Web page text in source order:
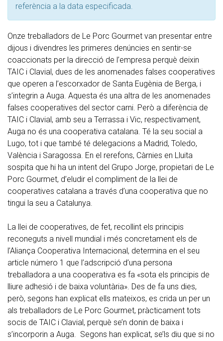
referència a la data especificada.
Onze treballadors de Le Porc Gourmet van presentar entre
dijous i divendres les primeres denúncies en sentir-se
coaccionats per la direcció de l’empresa perquè deixin
TAIC i Clavial, dues de les anomenades falses cooperatives
que operen a l’escorxador de Santa Eugènia de Berga, i
s’integrin a Auga. Aquesta és una altra de les anomenades
falses cooperatives del sector carni. Però a diferència de
TAIC i Clavial, amb seu a Terrassa i Vic, respectivament,
Auga no és una cooperativa catalana. Té la seu social a
Lugo, tot i que també té delegacions a Madrid, Toledo,
València i Saragossa. En el rerefons, Càrnies en Lluita
sospita que hi ha un intent del Grupo Jorge, propietari de Le
Porc Gourmet, d’eludir el compliment de la llei de
cooperatives catalana a través d’una cooperativa que no
tingui la seu a Catalunya.
La llei de cooperatives, de fet, recollint els principis
reconeguts a nivell mundial i més concretament els de
l’Aliança Cooperativa Internacional, determina en el seu
article número 1 que l’adscripció d’una persona
treballadora a una cooperativa es fa «sota els principis de
lliure adhesió i de baixa voluntària». Des de fa uns dies,
però, segons han explicat ells mateixos, es crida un per un
als treballadors de Le Porc Gourmet, pràcticament tots
socis de TAIC i Clavial, perquè se’n donin de baixa i
s’incorporin a Auga. Segons han explicat, se’ls diu que si no